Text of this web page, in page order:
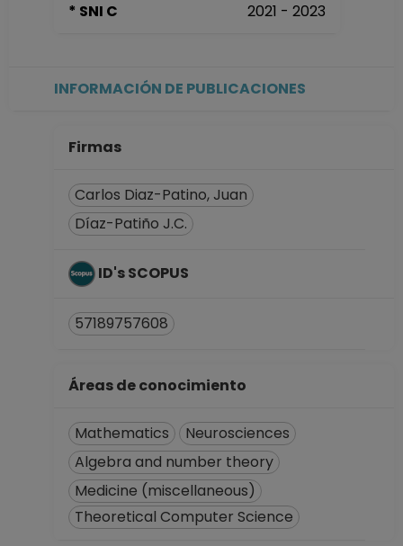
UNIDAD
hasta 31-01-2025
Ciencias
Desde 16-09-2019
hasta 30-11-2018
ASIGNATURA A TP
No Definitivo
Facultad de
Ciencias
Desde 01-09-2017
hasta 31-05-2018
* SNI C 2021 - 2023
INFORMACIÓN DE PUBLICACIONES
Firmas
Carlos Diaz-Patino, Juan
Díaz-Patiño J.C.
ID's SCOPUS
57189757608
Áreas de conocimiento
Mathematics
Neurosciences
Algebra and number theory
Medicine (miscellaneous)
Theoretical Computer Science